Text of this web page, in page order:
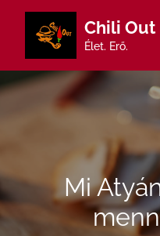
Chili Out
Élet. Erő.
Mi